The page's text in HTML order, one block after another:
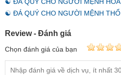
☯ ĐÁ QUÝ CHO NGƯỜI MỆNH THỔ
Review - Đánh giá
Chọn đánh giá của bạn